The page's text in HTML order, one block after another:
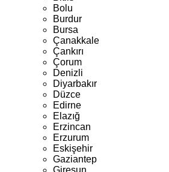
Bolu
Burdur
Bursa
Çanakkale
Çankırı
Çorum
Denizli
Diyarbakır
Düzce
Edirne
Elazığ
Erzincan
Erzurum
Eskişehir
Gaziantep
Giresun